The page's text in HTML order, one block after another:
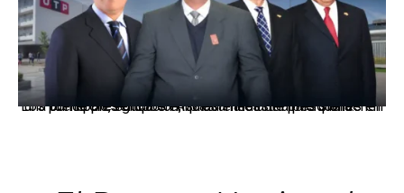
Los principales grupos empresariales del país mantienen una fuerte presencia en Áncash mediante inversiones en comercio, educación, salud e industria pesquera.